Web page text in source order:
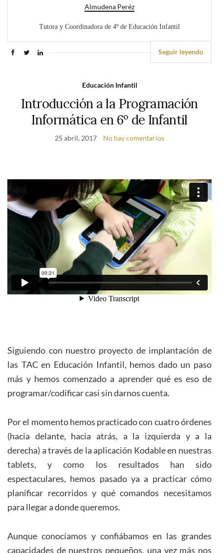
Almudena Peréz
Tutora y Coordinadora de 4º de Educación Infantil
Seguir leyendo
Educación Infantil
Introducción a la Programación
Informática en 6º de Infantil
25 abril, 2017 No hay comentarios
Siguiendo con nuestro proyecto de implantación de
las TAC en Educación Infantil, hemos dado un paso
más y hemos comenzado a aprender qué es eso de
programar/codificar casi sin darnos cuenta.
Por el momento hemos practicado con cuatro órdenes
(hacia delante, hacia atrás, a la izquierda y a la
derecha) a través de la aplicación Kodable en nuestras
tablets, y como los resultados han sido
espectaculares, hemos pasado ya a practicar cómo
planificar recorridos y qué comandos necesitamos
para llegar a donde queremos.
Aunque conocíamos y confiábamos en las grandes
capacidades de nuestros pequeños, una vez más nos